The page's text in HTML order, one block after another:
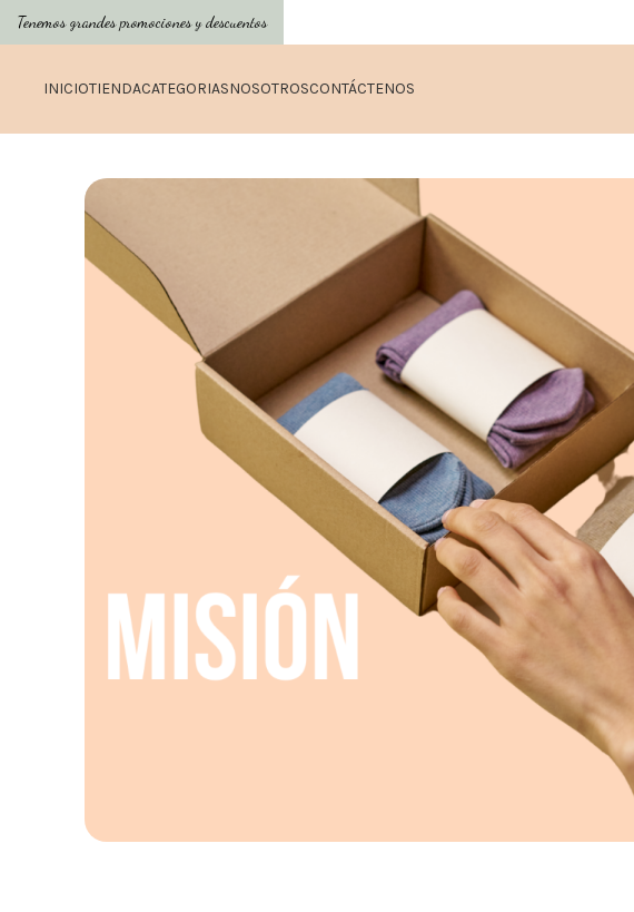
INICIOTIENDACATEGORIASNOSOTROSCONTÁCTENOS
Tenemos grandes promociones y descuentos